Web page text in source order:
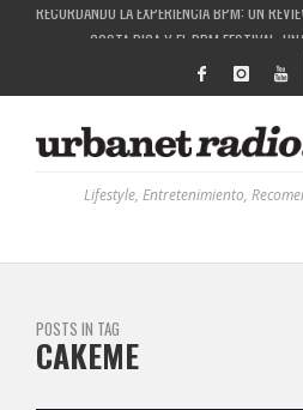
COSTA RICA Y EL BPM FESTIVAL:
RUTAS NATURBANAS: EL PROYECTO QUE
LA HISTORIA DETRÁS DE LA MÚSICA
Lifestyle, Entretenimiento,
POSTS IN TAG
CAKEME